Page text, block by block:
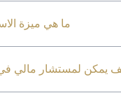
ما هي ميزة
يمكن لمستشار مالي في